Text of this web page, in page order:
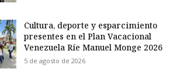
Cultura, deporte y esparcimiento
presentes en el Plan Vacacional
Venezuela Ríe Manuel Monge 2026
5 de agosto de 2026